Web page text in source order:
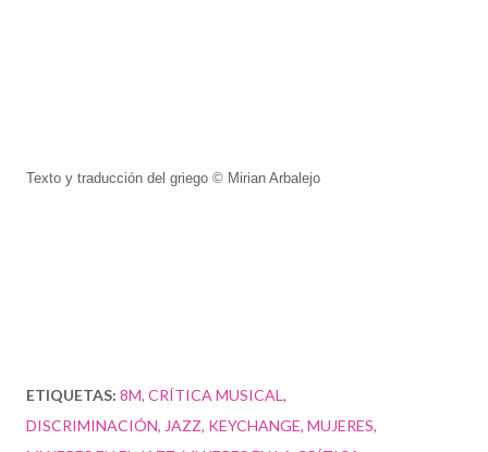
Texto y traducción del griego © Mirian Arbalejo
ETIQUETAS: 8M CRÍTICA MUSICAL
DISCRIMINACIÓN JAZZ KEYCHANGE MUJERES